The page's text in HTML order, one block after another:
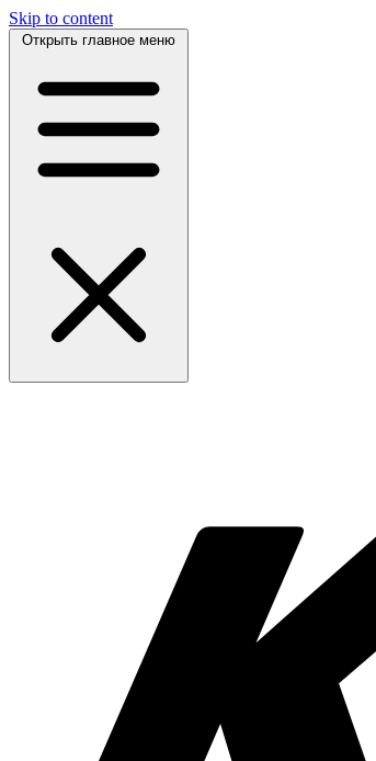
Skip to content
Открыть главное меню